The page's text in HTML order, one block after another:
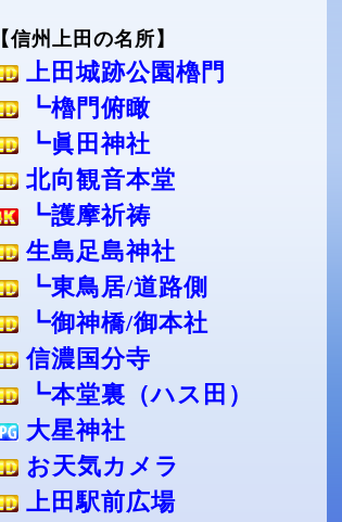
【信州上田の名所】
上田城跡公園櫓門
┗櫓門俯瞰
┗眞田神社
北向観音本堂
┗護摩祈祷
生島足島神社
┗東鳥居/道路側
┗御神橋/御本社
信濃国分寺
┗本堂裏（ハス田）
大星神社
お天気カメラ
上田駅前広場